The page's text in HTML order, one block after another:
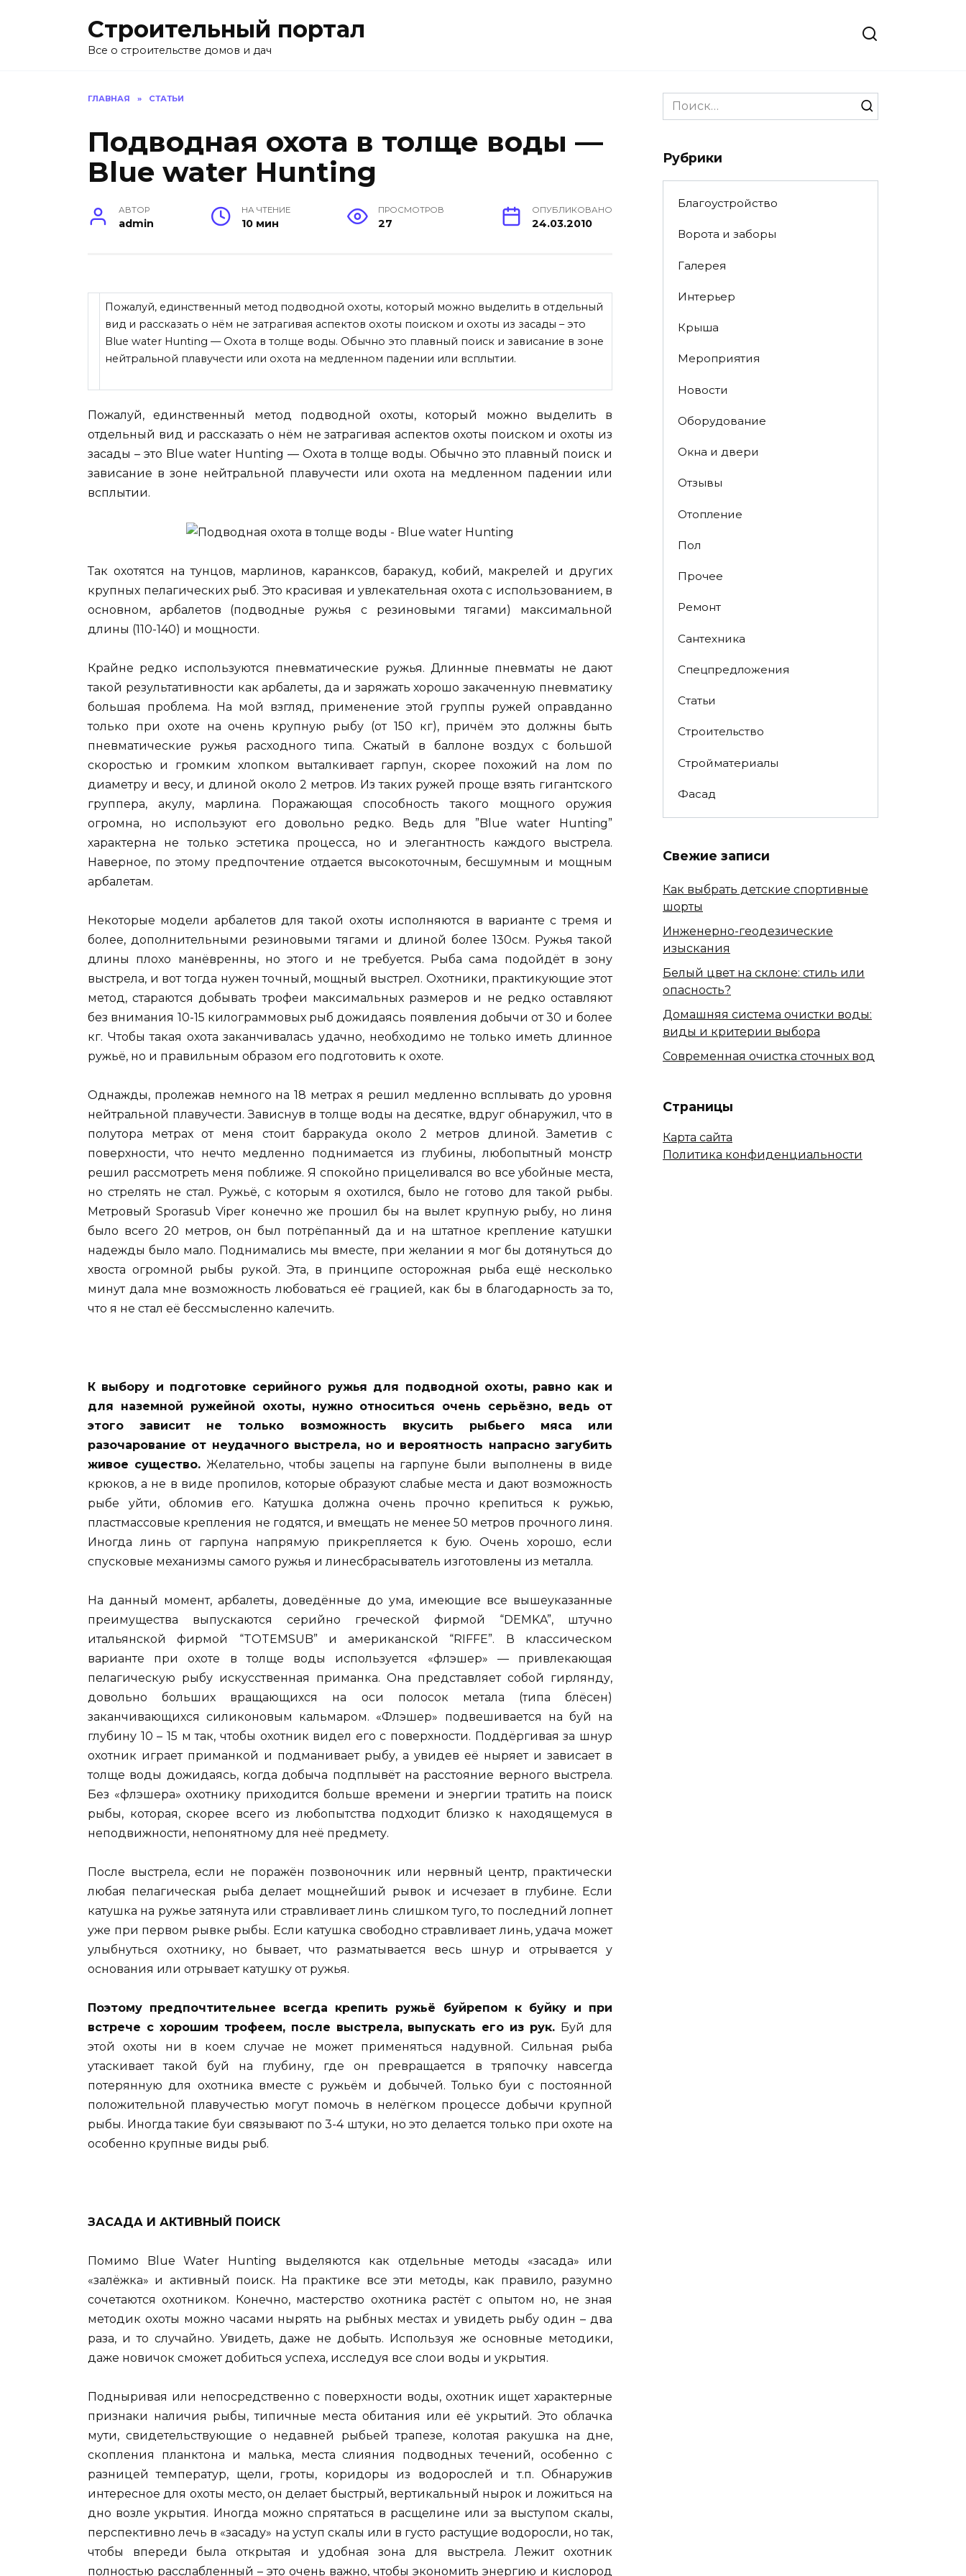
Строительный портал
Все о строительстве домов и дач
ГЛАВНАЯ » СТАТЬИ
Подводная охота в толще воды —
Blue water Hunting
АВТОР
admin
НА ЧТЕНИЕ
10 мин
ПРОСМОТРОВ
27
ОПУБЛИКОВАНО
24.03.2010
Пожалуй, единственный метод подводной охоты, который можно выделить в отдельный
вид и рассказать о нём не затрагивая аспектов охоты поиском и охоты из засады – это
Blue water Hunting — Охота в толще воды. Обычно это плавный поиск и зависание в зоне
нейтральной плавучести или охота на медленном падении или всплытии.
Пожалуй, единственный метод подводной охоты, который можно выделить в
отдельный вид и рассказать о нём не затрагивая аспектов охоты поиском и охоты из
засады – это Blue water Hunting — Охота в толще воды. Обычно это плавный поиск и
зависание в зоне нейтральной плавучести или охота на медленном падении или
всплытии.
Так охотятся на тунцов, марлинов, каранксов, баракуд, кобий, макрелей и других
крупных пелагических рыб. Это красивая и увлекательная охота с использованием, в
основном, арбалетов (подводные ружья с резиновыми тягами) максимальной
длины (110-140) и мощности.
Крайне редко используются пневматические ружья. Длинные пневматы не дают
такой результативности как арбалеты, да и заряжать хорошо закаченную пневматику
большая проблема. На мой взгляд, применение этой группы ружей оправданно
только при охоте на очень крупную рыбу (от 150 кг), причём это должны быть
пневматические ружья расходного типа. Сжатый в баллоне воздух с большой
скоростью и громким хлопком выталкивает гарпун, скорее похожий на лом по
диаметру и весу, и длиной около 2 метров. Из таких ружей проще взять гигантского
группера, акулу, марлина. Поражающая способность такого мощного оружия
огромна, но используют его довольно редко. Ведь для ”Blue water Hunting”
характерна не только эстетика процесса, но и элегантность каждого выстрела.
Наверное, по этому предпочтение отдается высокоточным, бесшумным и мощным
арбалетам.
Некоторые модели арбалетов для такой охоты исполняются в варианте с тремя и
более, дополнительными резиновыми тягами и длиной более 130см. Ружья такой
длины плохо манёвренны, но этого и не требуется. Рыба сама подойдёт в зону
выстрела, и вот тогда нужен точный, мощный выстрел. Охотники, практикующие этот
метод, стараются добывать трофеи максимальных размеров и не редко оставляют
без внимания 10-15 килограммовых рыб дожидаясь появления добычи от 30 и более
кг. Чтобы такая охота заканчивалась удачно, необходимо не только иметь длинное
ружьё, но и правильным образом его подготовить к охоте.
Однажды, пролежав немного на 18 метрах я решил медленно всплывать до уровня
нейтральной плавучести. Зависнув в толще воды на десятке, вдруг обнаружил, что в
полутора метрах от меня стоит барракуда около 2 метров длиной. Заметив с
поверхности, что нечто медленно поднимается из глубины, любопытный монстр
решил рассмотреть меня поближе. Я спокойно прицеливался во все убойные места,
но стрелять не стал. Ружьё, с которым я охотился, было не готово для такой рыбы.
Метровый Sporasub Viper конечно же прошил бы на вылет крупную рыбу, но линя
было всего 20 метров, он был потрёпанный да и на штатное крепление катушки
надежды было мало. Поднимались мы вместе, при желании я мог бы дотянуться до
хвоста огромной рыбы рукой. Эта, в принципе осторожная рыба ещё несколько
минут дала мне возможность любоваться её грацией, как бы в благодарность за то,
что я не стал её бессмысленно калечить.
К выбору и подготовке серийного ружья для подводной охоты, равно как и
для наземной ружейной охоты, нужно относиться очень серьёзно, ведь от
этого зависит не только возможность вкусить рыбьего мяса или
разочарование от неудачного выстрела, но и вероятность напрасно загубить
живое существо. Желательно, чтобы зацепы на гарпуне были выполнены в виде
крюков, а не в виде пропилов, которые образуют слабые места и дают возможность
рыбе уйти, обломив его. Катушка должна очень прочно крепиться к ружью,
пластмассовые крепления не годятся, и вмещать не менее 50 метров прочного линя.
Иногда линь от гарпуна напрямую прикрепляется к бую. Очень хорошо, если
спусковые механизмы самого ружья и линесбрасыватель изготовлены из металла.
На данный момент, арбалеты, доведённые до ума, имеющие все вышеуказанные
преимущества выпускаются серийно греческой фирмой “DEMKA”, штучно
итальянской фирмой “TOTEMSUB” и американской “RIFFE”. В классическом
варианте при охоте в толще воды используется «флэшер» — привлекающая
пелагическую рыбу искусственная приманка. Она представляет собой гирлянду,
довольно больших вращающихся на оси полосок метала (типа блёсен)
заканчивающихся силиконовым кальмаром. «Флэшер» подвешивается на буй на
глубину 10 – 15 м так, чтобы охотник видел его с поверхности. Поддёргивая за шнур
охотник играет приманкой и подманивает рыбу, а увидев её ныряет и зависает в
толще воды дожидаясь, когда добыча подплывёт на расстояние верного выстрела.
Без «флэшера» охотнику приходится больше времени и энергии тратить на поиск
рыбы, которая, скорее всего из любопытства подходит близко к находящемуся в
неподвижности, непонятному для неё предмету.
После выстрела, если не поражён позвоночник или нервный центр, практически
любая пелагическая рыба делает мощнейший рывок и исчезает в глубине. Если
катушка на ружье затянута или стравливает линь слишком туго, то последний лопнет
уже при первом рывке рыбы. Если катушка свободно стравливает линь, удача может
улыбнуться охотнику, но бывает, что разматывается весь шнур и отрывается у
основания или отрывает катушку от ружья.
Поэтому предпочтительнее всегда крепить ружьё буйрепом к буйку и при
встрече с хорошим трофеем, после выстрела, выпускать его из рук. Буй для
этой охоты ни в коем случае не может применяться надувной. Сильная рыба
утаскивает такой буй на глубину, где он превращается в тряпочку навсегда
потерянную для охотника вместе с ружьём и добычей. Только буи с постоянной
положительной плавучестью могут помочь в нелёгком процессе добычи крупной
рыбы. Иногда такие буи связывают по 3-4 штуки, но это делается только при охоте на
особенно крупные виды рыб.
ЗАСАДА И АКТИВНЫЙ ПОИСК
Помимо Blue Water Hunting выделяются как отдельные методы «засада» или
«залёжка» и активный поиск. На практике все эти методы, как правило, разумно
сочетаются охотником. Конечно, мастерство охотника растёт с опытом но, не зная
методик охоты можно часами нырять на рыбных местах и увидеть рыбу один – два
раза, и то случайно. Увидеть, даже не добыть. Используя же основные методики,
даже новичок сможет добиться успеха, исследуя все слои воды и укрытия.
Подныривая или непосредственно с поверхности воды, охотник ищет характерные
признаки наличия рыбы, типичные места обитания или её укрытий. Это облачка
мути, свидетельствующие о недавней рыбьей трапезе, колотая ракушка на дне,
скопления планктона и малька, места слияния подводных течений, особенно с
разницей температур, щели, гроты, коридоры из водорослей и т.п. Обнаружив
интересное для охоты место, он делает быстрый, вертикальный нырок и ложиться на
дно возле укрытия. Иногда можно спрятаться в расщелине или за выступом скалы,
перспективно лечь в «засаду» на уступ скалы или в густо растущие водоросли, но так,
чтобы впереди была открытая и удобная зона для выстрела. Лежит охотник
полностью расслабленный – это очень важно, чтобы экономить энергию и кислород
Search
for:
Рубрики
Благоустройство
Ворота и заборы
Галерея
Интерьер
Крыша
Мероприятия
Новости
Оборудование
Окна и двери
Отзывы
Отопление
Пол
Прочее
Ремонт
Сантехника
Спецпредложения
Статьи
Строительство
Стройматериалы
Фасад
Свежие записи
Как выбрать детские спортивные
шорты
Инженерно-геодезические
изыскания
Белый цвет на склоне: стиль или
опасность?
Домашняя система очистки воды:
виды и критерии выбора
Современная очистка сточных вод
Страницы
Карта сайта
Политика конфиденциальности